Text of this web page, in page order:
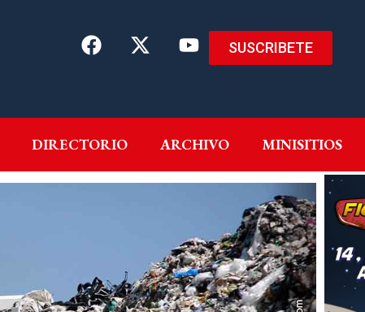
SUSCRIBETE
DIRECTORIO ARCHIVO MINISITIOS
GENEROS DIRECTORIO ARCHIVO MINISITIOS